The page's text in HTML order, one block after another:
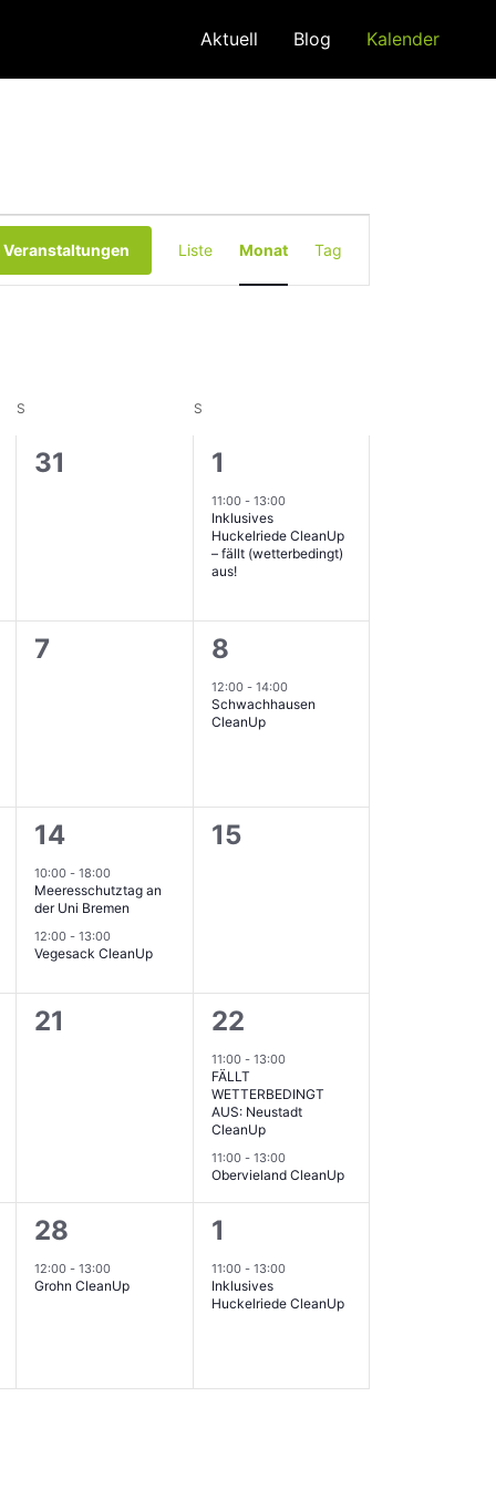
Aktuell Blog Kalender
Veranstaltungen
Ansichten-
Navigation
Liste Monat Tag
S S
0
Veranstaltungen,
31
1
Veranstaltung,
1
11:00 - 13:00
Inklusives
Huckelriede CleanUp
– fällt (wetterbedingt)
aus!
0
Veranstaltungen,
7
1
Veranstaltung,
8
12:00 - 14:00
Schwachhausen
CleanUp
2
Veranstaltungen,
14
10:00-18:00
Meeresschutztag an
der Uni Bremen
12:00-13:00
Vegesack CleanUp
0
15
0
Veranstaltungen,
21
2
Veranstaltungen,
22
11:00 - 13:00
FÄLLT
WETTERBEDINGT
AUS: Neustadt
CleanUp
11:00 - 13:00
Obervieland CleanUp
1
Veranstaltung,
28
12:00-13:00
Grohn CleanUp
1
Veranstaltung,
1
11:00 - 13:00
Inklusives
Huckelriede CleanUp